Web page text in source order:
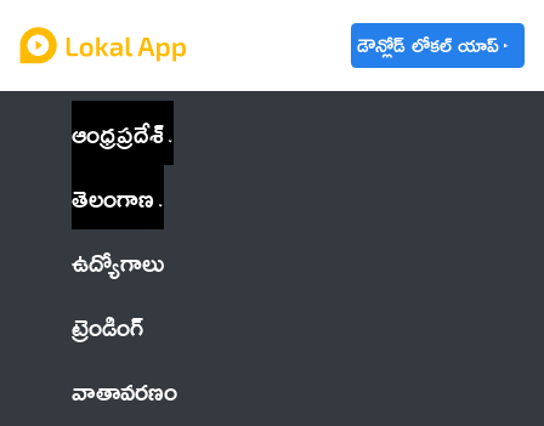
డౌన్లోడ్ లోకల్ యాప్
ఆంధ్రప్రదేశ్
తెలంగాణ
ఉద్యోగాలు
ట్రెండింగ్
వాతావరణం